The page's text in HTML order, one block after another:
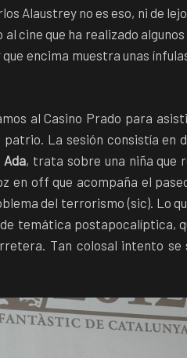
Alaustrey no es eso, ni de
al cine que ha realizado
encima muestra unas
al Casino Prado para
La sesión consistía en
Ada, trata sobre una niña que
en off que acompaña el
del terrorismo (sic). Lo
temática postapocalíptica,
Tan colosal intento se